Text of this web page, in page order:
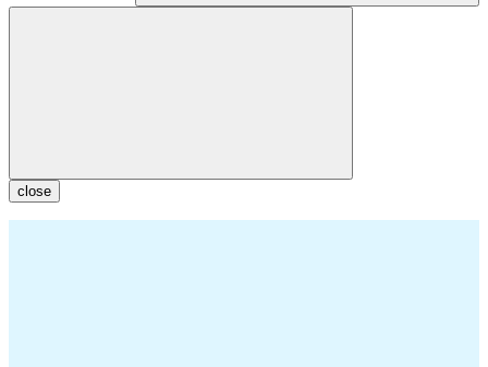
close